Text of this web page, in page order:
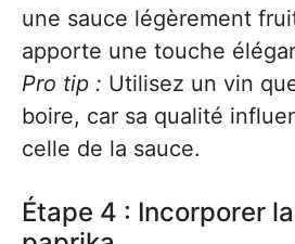
une sauce légèrement
apporte une touche
Pro tip : Utilisez un vin
boire, car sa qualité
celle de la sauce.
Étape 4 : Incorporer